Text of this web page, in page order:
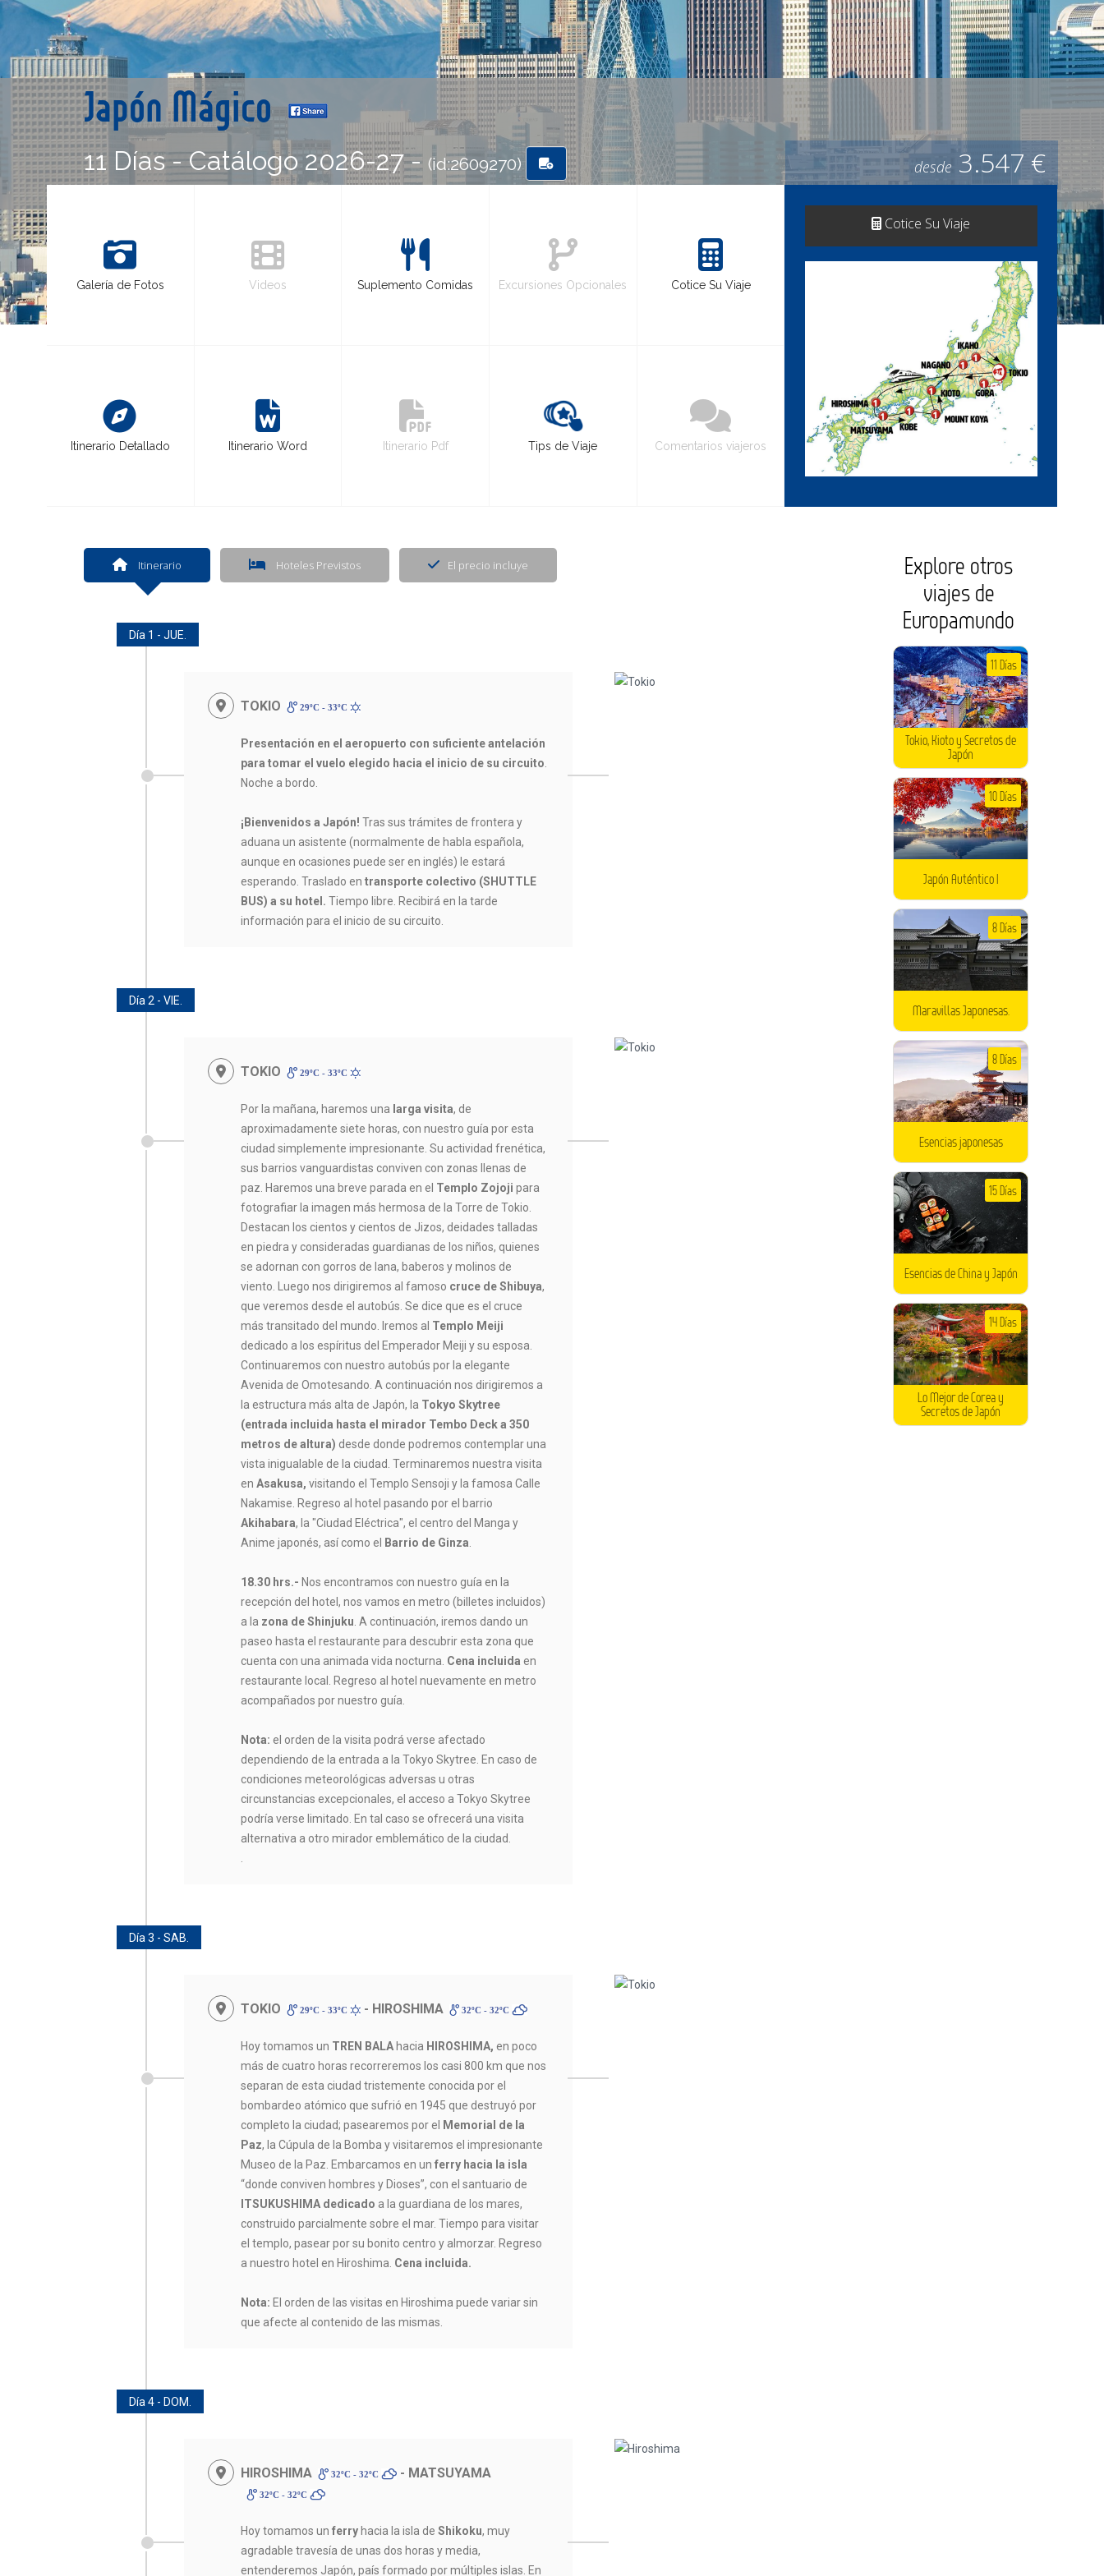
Japón Mágico
11 Días - Catálogo 2026-27 - (id:2609270)
Galería de Fotos Videos Suplemento Comidas Excursiones Opcionales Cotice Su Viaje
Itinerario Detallado Itinerario Word Itinerario Pdf Tips de Viaje Comentarios viajeros
desde 3.547 €
Cotice Su Viaje
Itinerario Hoteles Previstos El precio incluye
Día 1 - JUE.
TOKIO 29ºC - 33ºC
Presentación en el aeropuerto con suficiente antelación
para tomar el vuelo elegido hacia el inicio de su circuito
Noche a bordo.
¡Bienvenidos a Japón! Tras sus trámites de frontera y
aduana un asistente (normalmente de habla española,
aunque en ocasiones puede ser en inglés) le estará
esperando. Traslado entransporte colectivo (SHUTTLE
BUS) a su hotel. Tiempo libre. Recibirá en la tarde
información para el inicio de su circuito.
Día 2 - VIE.
TOKIO 29ºC - 33ºC
Por la mañana, haremos una larga visita, de
aproximadamente siete horas, con nuestro guía por esta
ciudad simplemente impresionante. Su actividad frenética,
sus barrios vanguardistas conviven con zonas llenas de
paz. Haremos una breve parada en el Templo Zojoji para
fotografiar la imagen más hermosa de la Torre de Tokio.
Destacan los cientos y cientos de Jizos, deidades talladas
en piedra y consideradas guardianas de los niños, quienes
se adornan con gorros de lana, baberos y molinos de
viento. Luego nos dirigiremos al famoso cruce de Shibuya,
que veremos desde el autobús. Se dice que es el cruce
más transitado del mundo. Iremos al Templo Meiji
dedicado a los espíritus del Emperador Meiji y su esposa.
Continuaremos con nuestro autobús por la elegante
Avenida de Omotesando. A continuación nos dirigiremos a
la estructura más alta de Japón, la Tokyo Skytree
(entrada incluida hasta el mirador Tembo Deck a 350
metros de altura) desde donde podremos contemplar una
vista inigualable de la ciudad. Terminaremos nuestra visita
enAsakusa, visitando el Templo Sensoji y la famosa Calle
Nakamise. Regreso al hotel pasando por el barrio
Akihabara, la "Ciudad Eléctrica", el centro del Manga y
Anime japonés, así como el
Barrio de Ginza
18.30 hrs.- Nos encontramos con nuestro guía en la
recepción del hotel, nos vamos en metro (billetes incluidos)
a la zona de Shinjuku . A continuación, iremos dando un
paseo hasta el restaurante para descubrir esta zona que
cuenta con una animada vida nocturna. Cena incluidaen
restaurante local. Regreso al hotel nuevamente en metro
acompañados por nuestro guía.
Nota: el orden de la visita podrá verse afectado
dependiendo de la entrada a la Tokyo Skytree. En caso de
condiciones meteorológicas adversas u otras
circunstancias excepcionales, el acceso a Tokyo Skytree
podría verse limitado. En tal caso se ofrecerá una visita
alternativa a otro mirador emblemático de la ciudad.
Día 3 - SAB.
TOKIO 29ºC - 33ºC - HIROSHIMA 32ºC - 32ºC
Hoy tomamos un TREN BALA hacia HIROSHIMA, en poco
más de cuatro horas recorreremos los casi 800 km que nos
separan de esta ciudad tristemente conocida por el
bombardeo atómico que sufrió en 1945 que destruyó por
completo la ciudad; pasearemos por el
Memorial de la
Paz, la Cúpula de la Bomba y visitaremos el impresionante
Museo de la Paz. Embarcamos en unferry hacia la isla
“donde conviven hombres y Dioses”, con el santuario de
ITSUKUSHIMA dedicado a la guardiana de los mares,
construido parcialmente sobre el mar. Tiempo para visitar
el templo, pasear por su bonito centro y almorzar. Regreso
a nuestro hotel en Hiroshima. Cena incluida.
Nota: El orden de las visitas en Hiroshima puede variar sin
que afecte al contenido de las mismas.
Día 4 - DOM.
HIROSHIMA 32ºC - 32ºC - MATSUYAMA
32ºC - 32ºC
Hoy tomamos unferry hacia la isla deShikoku, muy
agradable travesía de unas dos horas y media,
entenderemos Japón, país formado por múltiples islas. En
Explore otros
viajes de
Europamundo
Tokio, Kioto y Secretos de
Japón
11 Días
Japón Auténtico I
10 Días
Maravillas Japonesas.
8 Días
Esencias japonesas
8 Días
Esencias de China y Japón
15 Días
Lo Mejor de Corea y
Secretos de Japón
14 Días